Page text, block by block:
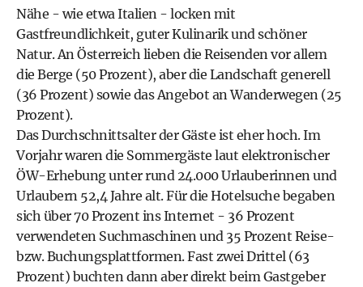
Nähe - wie etwa Italien - locken mit
Gastfreundlichkeit, guter Kulinarik und schöner
Natur. An Österreich lieben die Reisenden vor allem
die Berge (50 Prozent), aber die Landschaft generell
(36 Prozent) sowie das Angebot an Wanderwegen (25
Prozent).
Das Durchschnittsalter der Gäste ist eher hoch. Im
Vorjahr waren die Sommergäste laut elektronischer
ÖW-Erhebung unter rund 24.000 Urlauberinnen und
Urlaubern 52,4 Jahre alt. Für die Hotelsuche begaben
sich über 70 Prozent ins Internet - 36 Prozent
verwendeten Suchmaschinen und 35 Prozent Reise-
bzw. Buchungsplattformen. Fast zwei Drittel (63
Prozent) buchten dann aber direkt beim Gastgeber